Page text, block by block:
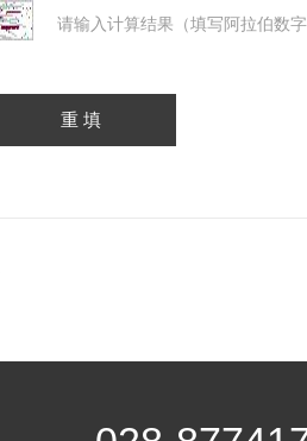
请输入计算结果（填写阿拉伯数